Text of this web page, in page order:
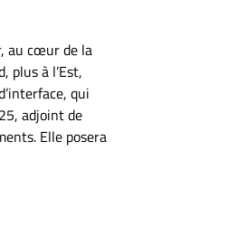
au cœur de la
plus à l’Est,
qui
adjoint de
Elle posera